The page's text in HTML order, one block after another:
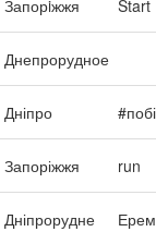
Запорiжжя Start
Днепрорудное
Дніпро
Запоріжжя run
Дніпрорудне